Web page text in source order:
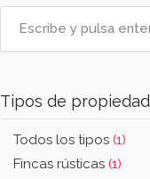
Tipos de
Todos los tipos (1)
Fincas rústicas (1)